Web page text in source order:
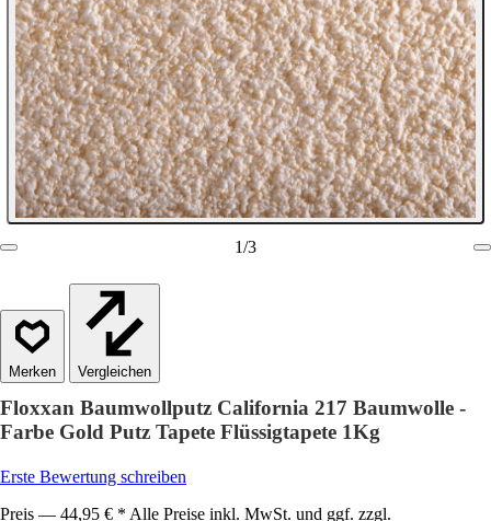
1/3
Vergleichen
Floxxan Baumwollputz California 217 Baumwolle -
Farbe Gold Putz Tapete Flüssigtapete 1Kg
Erste Bewertung schreiben
Preis — 44,95 € * Alle Preise inkl. MwSt. und ggf. zzgl.